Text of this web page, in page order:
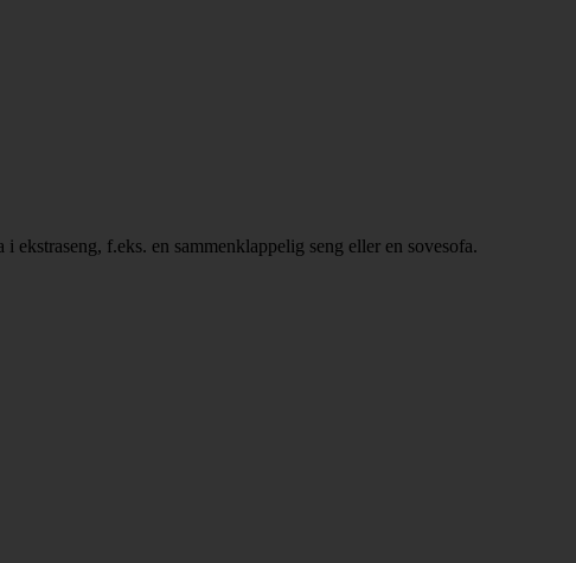
f.eks. en sammenklappelig seng eller en sovesofa.